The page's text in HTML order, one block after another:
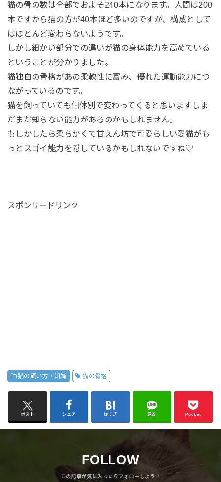
猫の骨の数は全部でおよそ240本になります。人間は200
本ですから猫の方が40本ほど多いのですが、構成として
はほとんど変わらないようです。
しかし細かい部分での違いが猫の身体能力を高めている
ということが分かりました。
猫独自の骨格があの柔軟性に富み、優れた運動能力につ
ながっているのです。
猫を飼っていても個体別で変わってくると思いますしま
だまだ知らない能力があるのかもしれません。
もしかしたら柔らかくて甘えん坊で可愛らしい愛猫がも
っとスゴイ能力を隠しているかもしれないですね♡
スポンサードリンク
猫の飼い方・知識 猫の骨格
ポスト シェア はてブ 送る Pocket
FOLLOW